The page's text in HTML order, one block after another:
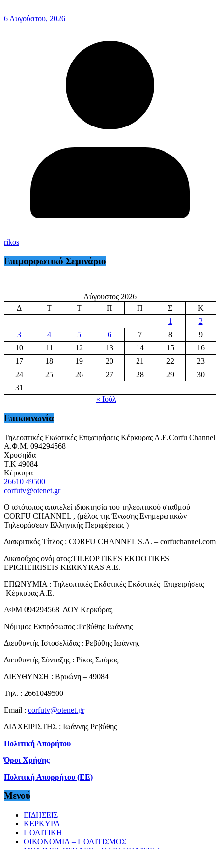
6 Αυγούστου, 2026
rikos
Επιμορφωτικό Σεμινάριο
Αύγουστος 2026
Δ
Τ Τ Π Π Σ
Κ
1
2
3
4 5 6 7 8
9
10
11 12 13 14 15
16
17
18 19 20 21 22
23
24
25 26 27 28 29
30
31
« Ιούλ
Επικοινωνία
Τηλεοπτικές Εκδοτικές Επιχειρήσεις Κέρκυρας Α.Ε.Corfu Channel
Α.Φ.Μ. 094294568
Χρυσηίδα
Τ.Κ 49084
Κέρκυρα
26610 49500
corfutv@otenet.gr
Ο ιστότοπος αποτελεί ιδιοκτησία του τηλεοπτικού σταθμού
CORFU CHANNEL , (μέλος της Ένωσης Ενημερωτικών
Τηλεοράσεων Ελληνικής Περιφέρειας )
Διακριτικός Τίτλος : CORFU CHANNEL S.A. – corfuchannel.com
Δικαιούχος ονόματος:TILEOPTIKES EKDOTIKES
EPICHEIRISEIS KERKYRAS A.E.
ΕΠΩΝΥΜΙΑ : Τηλεοπτικές Εκδοτικές Εκδοτικές Επιχειρήσεις
Κέρκυρας Α.Ε.
ΑΦΜ 094294568 ΔΟΥ Κερκύρας
Νόμιμος Εκπρόσωπος :Ρεβύθης Ιωάννης
Διευθυντής Ιστοσελίδας : Ρεβύθης Ιωάννης
Διευθυντής Σύνταξης : Ρίκος Σπύρος
ΔΙΕΥΘΥΝΣΗ : Βρυώνη – 49084
Τηλ. : 2661049500
Email : corfutv@otenet.gr
ΔΙΑΧΕΙΡΙΣΤΗΣ : Ιωάννης Ρεβύθης
Πολιτική Απορήτου
Όροι Χρήσης
Πολιτική Απορρήτου (ΕΕ)
Μενού
ΕΙΔΗΣΕΙΣ
ΚΕΡΚΥΡΑ
ΠΟΛΙΤΙΚΗ
ΟΙΚΟΝΟΜΙΑ – ΠΟΛΙΤΙΣΜΟΣ